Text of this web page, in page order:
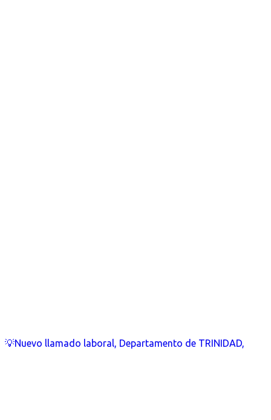
💡Nuevo llamado laboral, Departamento de TRINIDAD,